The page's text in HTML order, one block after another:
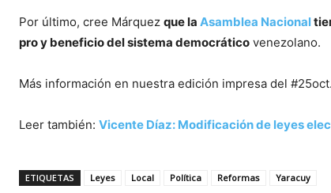
Por último, cree Márquez que la Asamblea Nacional
pro y beneficio del sistema democrático venezolano.
Más información en nuestra edición impresa del #25oct.
Leer también: Vicente Díaz: Modificación de leyes
ETIQUETAS Leyes Local Política Reformas Yaracuy